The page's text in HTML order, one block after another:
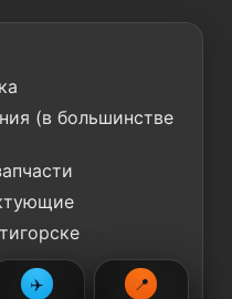
(в большинстве
✈️ 📍